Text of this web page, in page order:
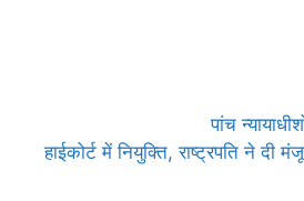
पांच
हाईकोर्ट में नियुक्ति, राष्ट्रपति ने दी